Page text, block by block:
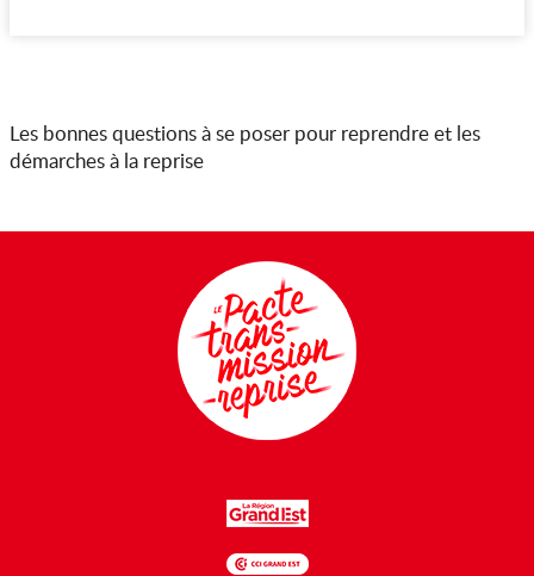
Les bonnes questions à se poser pour reprendre et les
démarches à la reprise